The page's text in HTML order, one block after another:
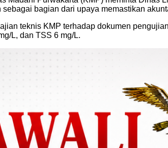
bagian dari upaya memastikan
teknis KMP terhadap dokumen
L, dan TSS 6 mg/L.